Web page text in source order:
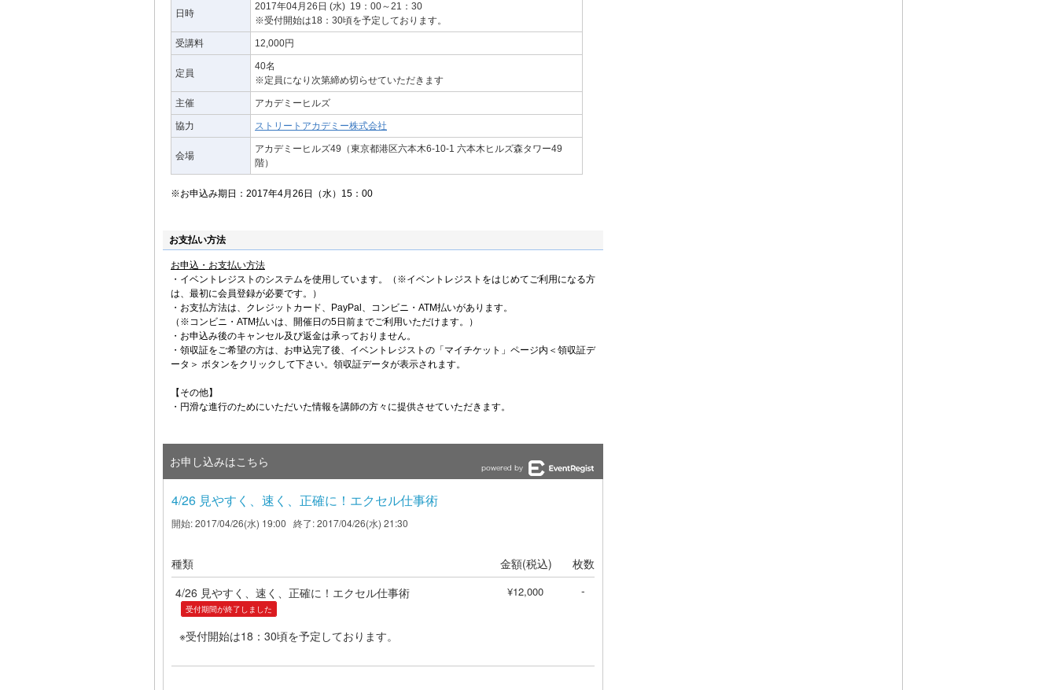
日時
2017年04月26日 (水) 19：00～21：30
※受付開始は18：30頃を予定しております。
受講料 12,000円
定員
40名
※定員になり次第締め切らせていただきます
主催 アカデミーヒルズ
協力 ストリートアカデミー株式会社
会場
アカデミーヒルズ49（東京都港区六本木6-10-1 六本木ヒルズ森タワー49
階）
※お申込み期日：2017年4月26日（水）15：00
お支払い方法
お申込・お支払い方法
・イベントレジストのシステムを使用しています。（※イベントレジストをはじめてご利用になる方
は、最初に会員登録が必要です。）
・お支払方法は、クレジットカード、PayPal、コンビニ・ATM払いがあります。
（※コンビニ・ATM払いは、開催日の5日前までご利用いただけます。）
・お申込み後のキャンセル及び返金は承っておりません。
・領収証をご希望の方は、お申込完了後、イベントレジストの「マイチケット」ページ内＜領収証デ
ータ＞ ボタンをクリックして下さい。領収証データが表示されます。
【その他】
・円滑な進行のためにいただいた情報を講師の方々に提供させていただきます。